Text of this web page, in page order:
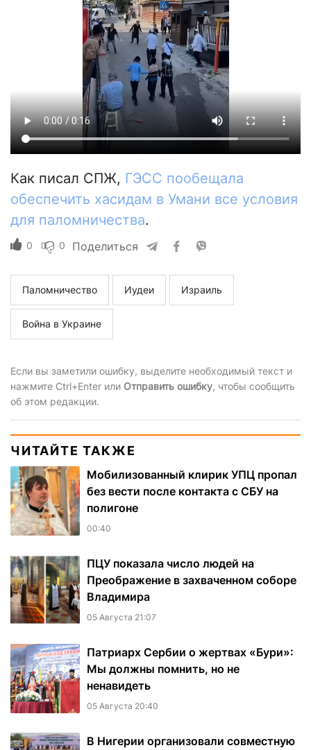
Как писал СПЖ, ГЭСС пообещала
обеспечить хасидам в Умани все условия
для паломничества.
0 0 Поделиться
Паломничество Иудеи Израиль
Война в Украине
Если вы заметили ошибку, выделите необходимый текст и
нажмите Ctrl+Enter или Отправить ошибку, чтобы сообщить
об этом редакции.
ЧИТАЙТЕ ТАКЖЕ
Мобилизованный клирик УПЦ пропал
без вести после контакта с СБУ на
полигоне
00:40
ПЦУ показала число людей на
Преображение в захваченном соборе
Владимира
05 Августа 21:07
Патриарх Сербии о жертвах «Бури»:
Мы должны помнить, но не
ненавидеть
05 Августа 20:40
В Нигерии организовали совместную